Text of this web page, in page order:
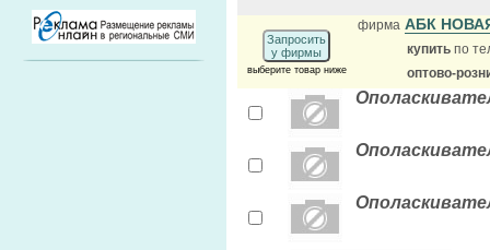
Запросить
у фирмы
выберите товар ниже
фирма АБК
купить по
оптово-